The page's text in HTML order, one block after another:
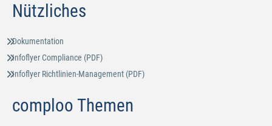
Nützliches
Dokumentation
Infoflyer Compliance (PDF)
Infoflyer Richtlinien-Management (PDF)
comploo Themen